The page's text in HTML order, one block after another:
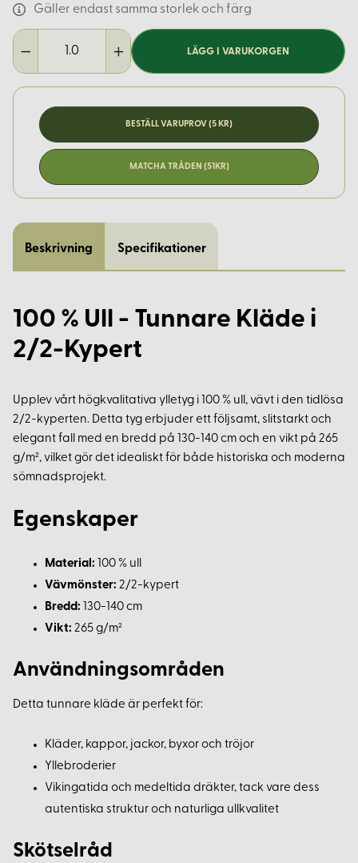
Gäller endast samma storlek och färg
LÄGG I VARUKORGEN
BESTÄLL VARUPROV (5 KR)
MATCHA TRÅDEN (51KR)
Beskrivning Specifikationer
100 % Ull - Tunnare Kläde i
2/2-Kypert
Upplev vårt högkvalitativa ylletyg i 100 % ull, vävt i den tidlösa
2/2-kyperten. Detta tyg erbjuder ett följsamt, slitstarkt och
elegant fall med en bredd på 130-140 cm och en vikt på 265
g/m², vilket gör det idealiskt för både historiska och moderna
sömnadsprojekt.
Egenskaper
Material: 100 % ull
Vävmönster: 2/2-kypert
Bredd: 130-140 cm
Vikt: 265 g/m²
Användningsområden
Detta tunnare kläde är perfekt för:
Kläder, kappor, jackor, byxor och tröjor
Yllebroderier
Vikingatida och medeltida dräkter, tack vare dess
autentiska struktur och naturliga ullkvalitet
Skötselråd